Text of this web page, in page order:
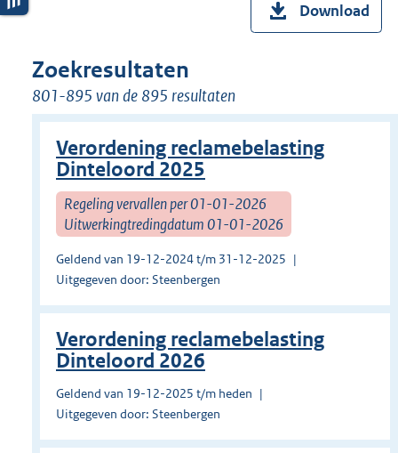
Download
Zoekresultaten
801-895 van de 895 resultaten
Verordening reclamebelasting
Dinteloord 2025
Regeling vervallen per 01-01-2026
Uitwerkingtredingdatum 01-01-2026
Geldend van 19-12-2024 t/m 31-12-2025
Uitgegeven door: Steenbergen
Verordening reclamebelasting
Dinteloord 2026
Geldend van 19-12-2025 t/m heden
Uitgegeven door: Steenbergen